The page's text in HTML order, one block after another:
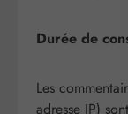
Durée de
Les
adresse IP)